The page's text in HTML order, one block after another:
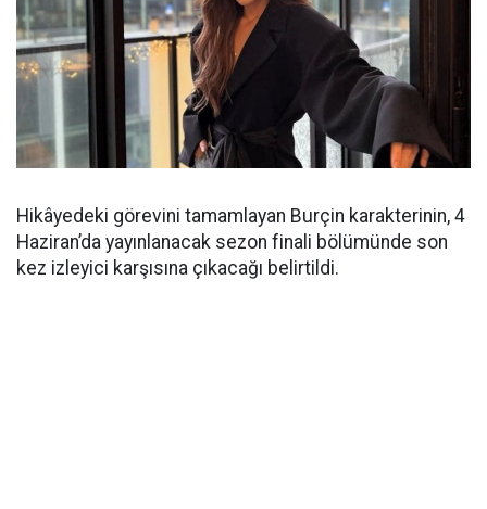
Hikâyedeki görevini tamamlayan Burçin karakterinin, 4
Haziran’da yayınlanacak sezon finali bölümünde son
kez izleyici karşısına çıkacağı belirtildi.